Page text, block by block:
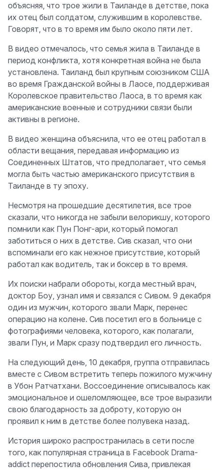
объясняя, что трое жили в Таиланде в детстве, пока
их отец был солдатом, служившим в королевстве.
Говорят, что в то время им было около пяти лет.
В видео отмечалось, что семья жила в Таиланде в
период конфликта, хотя конкретная война не была
установлена. Таиланд был крупным союзником США
во время Гражданской войны в Лаосе, поддерживая
Королевское правительство Лаоса, в то время как
американские военные и сотрудники связи были
активны в регионе.
В видео женщина объяснила, что ее отец работал в
области вещания, передавая информацию из
Соединенных Штатов, что предполагает, что семья
могла быть частью американского присутствия в
Таиланде в ту эпоху.
Несмотря на прошедшие десятилетия, все трое
сказали, что никогда не забыли велорикшу, которого
помнили как Пун Понг-ари, который помогал
заботиться о них в детстве. Сив сказал, что они
вспоминали его как нежное присутствие, который
работал как водитель, так и боксер в то время.
Их поиски набрали обороты, когда местный врач,
доктор Боу, узнал имя и связался с Сивом. 9 декабря
один из мужчин, которого звали Марк, перенес
операцию на колене. Сив посетил его в больнице с
фотографиями человека, которого, как полагали,
звали Пун, и Марк сразу подтвердил его личность.
На следующий день, 10 декабря, группа отправилась
вместе с Сивом встретить теперь пожилого мужчину
в Убон Ратчатхани. Воссоединение описывалось как
эмоциональное и ошеломляющее, все трое выразили
свою благодарность за доброту, которую он
проявил к ним в детстве более полувека назад.
История широко распространилась в сети после
того, как популярная страница в Facebook Drama-
addict перепостила обновления Сива, привлекая